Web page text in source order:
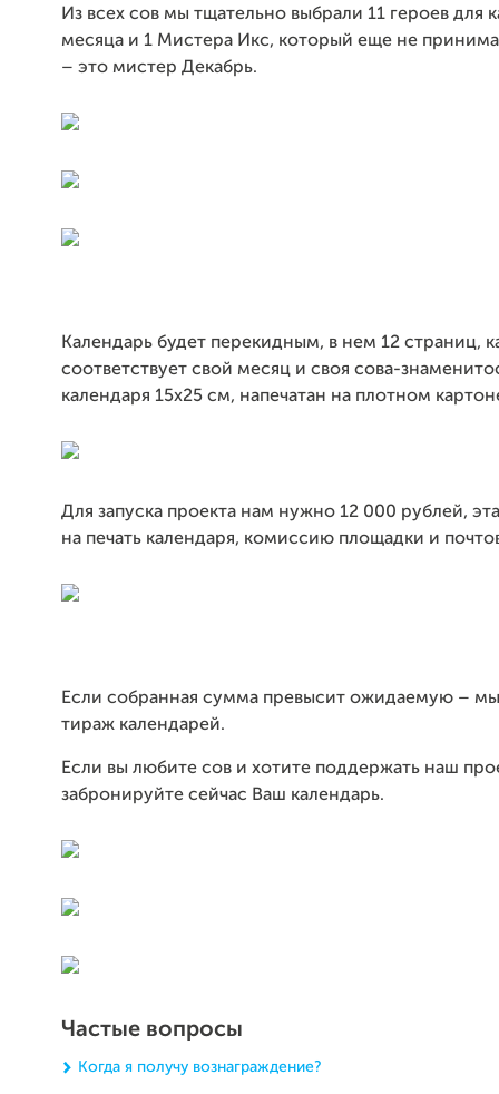
Из всех сов мы тщательно выбрали 11 героев для
месяца и 1 Мистера Икс, который еще не
– это мистер Декабрь.
Календарь будет перекидным, в нем 12 страниц,
соответствует свой месяц и своя сова-
календаря 15х25 см, напечатан на плотном
Для запуска проекта нам нужно 12 000 рублей,
на печать календаря, комиссию площадки и
Если собранная сумма превысит ожидаемую –
тираж календарей.
Если вы любите сов и хотите поддержать наш
забронируйте сейчас Ваш календарь.
Частые вопросы
Когда я получу вознаграждение?